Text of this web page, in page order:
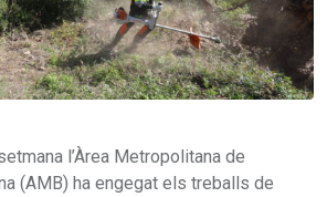
l’Àrea Metropolitana de
(AMB) ha engegat els treballs de